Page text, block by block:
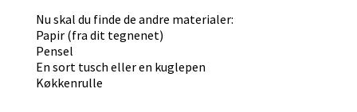
Nu skal du finde de andre materialer:
Papir (fra dit tegnenet)
Pensel
En sort tusch eller en kuglepen
Køkkenrulle